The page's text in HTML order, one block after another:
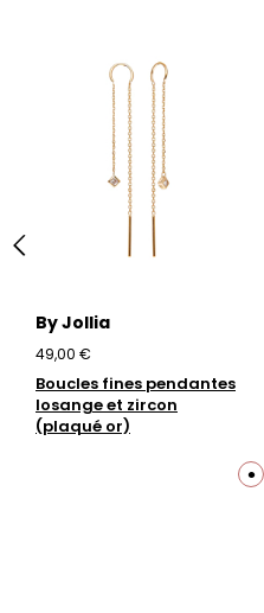
By Jollia
49,00 €
Boucles fines pendantes
losange et zircon
(plaqué or)